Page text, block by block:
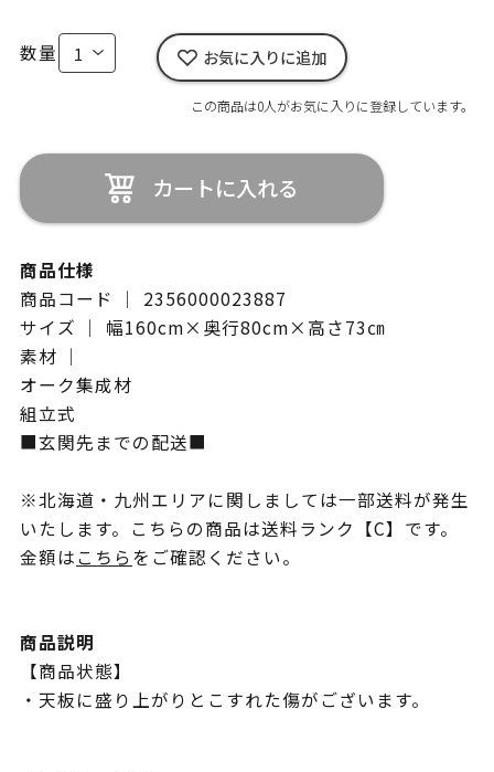
数量 お気に入りに追加
この商品は0人がお気に入りに登録しています。
カートに入れる
商品仕様
商品コード ｜ 2356000023887
サイズ ｜ 幅160cm×奥行80cm×高さ73㎝
素材 ｜
オーク集成材
組立式
■玄関先までの配送■
※北海道・九州エリアに関しましては一部送料が発生
いたします。こちらの商品は送料ランク【C】です。
金額はこちらをご確認ください。
商品説明
【商品状態】
・天板に盛り上がりとこすれた傷がございます。